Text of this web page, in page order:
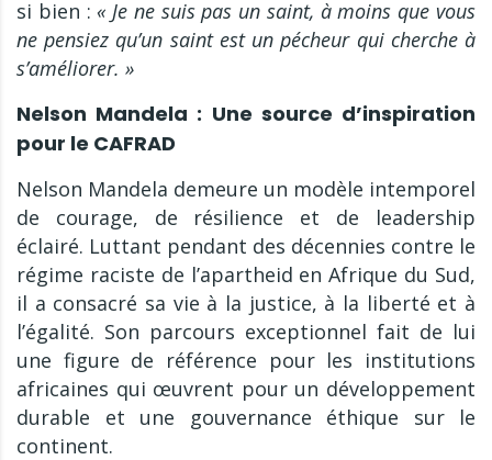
si bien : « Je ne suis pas un saint, à moins que vous
ne pensiez qu’un saint est un pécheur qui cherche à
s’améliorer. »
Nelson Mandela : Une source d’inspiration
pour le CAFRAD
Nelson Mandela demeure un modèle intemporel
de courage, de résilience et de leadership
éclairé. Luttant pendant des décennies contre le
régime raciste de l’apartheid en Afrique du Sud,
il a consacré sa vie à la justice, à la liberté et à
l’égalité. Son parcours exceptionnel fait de lui
une figure de référence pour les institutions
africaines qui œuvrent pour un développement
durable et une gouvernance éthique sur le
continent.